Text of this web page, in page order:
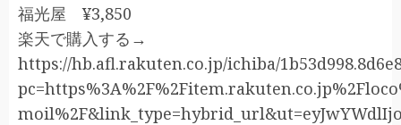
福光屋 ¥3,850
楽天で購入する→
https://hb.afl.rakuten.co.jp/ichiba/